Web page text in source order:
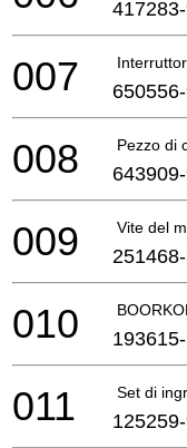
007
Pezzo di
008
Vite del
009
010
Set di
011